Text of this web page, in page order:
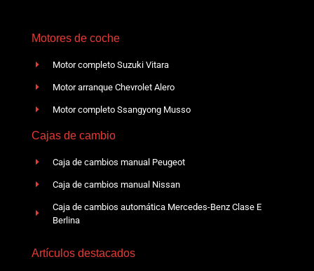
Motores de coche
Motor completo Suzuki Vitara
Motor arranque Chevrolet Alero
Motor completo Ssangyong Musso
Cajas de cambio
Caja de cambios manual Peugeot
Caja de cambios manual Nissan
Caja de cambios automática Mercedes-Benz Clase E
Berlina
Artículos destacados